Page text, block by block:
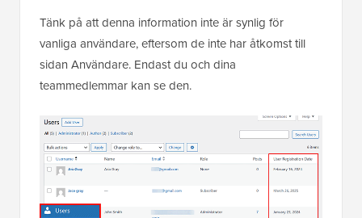
Tänk på att denna information inte är synlig för
vanliga användare, eftersom de inte har åtkomst till
sidan Användare. Endast du och dina
teammedlemmar kan se den.